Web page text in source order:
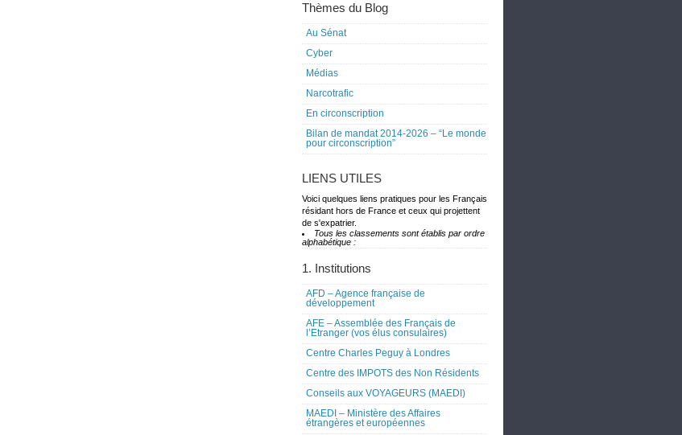
Thèmes du Blog
Au Sénat
Cyber
Médias
Narcotrafic
En circonscription
Bilan de mandat 2014-2026 – “Le monde
pour circonscription”
LIENS UTILES
Voici quelques liens pratiques pour les Français
résidant hors de France et ceux qui projettent
de s'expatrier.
Tous les classements sont établis par ordre
alphabétique :
1. Institutions
AFD – Agence française de
développement
AFE – Assemblée des Français de
l’Etranger (vos élus consulaires)
Centre Charles Peguy à Londres
Centre des IMPOTS des Non Résidents
Conseils aux VOYAGEURS (MAEDI)
MAEDI – Ministère des Affaires
étrangères et européennes